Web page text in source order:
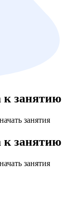
к занятию
занятия
к занятию
занятия